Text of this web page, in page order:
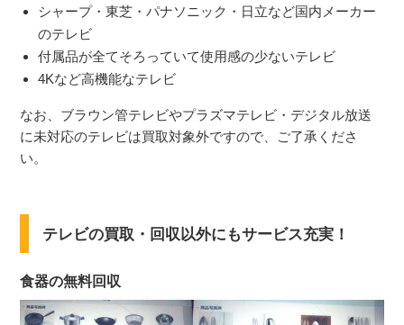
シャープ・東芝・パナソニック・日立など国内メーカー
のテレビ
付属品が全てそろっていて使用感の少ないテレビ
4Kなど高機能なテレビ
なお、ブラウン管テレビやプラズマテレビ・デジタル放送
に未対応のテレビは買取対象外ですので、ご了承くださ
い。
テレビの買取・回収以外にもサービス充実！
食器の無料回収